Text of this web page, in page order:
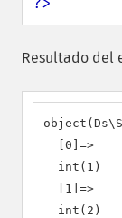
Resultado del
  [0]=>
  int(1)
  [1]=>
  int(2)